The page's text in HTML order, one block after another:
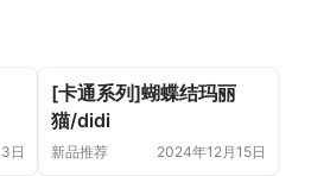
日
[卡通系列]蝴蝶结玛丽
猫/didi
新品推荐 2024年12月15日